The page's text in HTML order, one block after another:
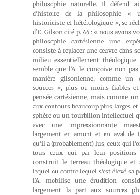
philosophie naturelle. Il défend
d’histoire de la philosophie «
historiciste et hétérologique », se
d’E. Gilson cité p. 46 : « nous avons
philosophie cartésienne une
consiste à replacer une œuvre dans
milieu essentiellement
semble que l’A. le conçoive non
manière gilsonienne, comme un
sources », plus ou moins fiables et
pensée cartésienne, mais comme
aux contours beaucoup plus larges et
sphère ou un tourbillon intellectuel
avec une impressionnante
largement en amont et en aval de
qu’il a (probablement) lus, ceux qui
tous ceux qui par leur positions
construit le terreau théologique et
lequel ou contre lequel s’est élevé sa
l’A. mobilise une érudition
largement la part aux sources